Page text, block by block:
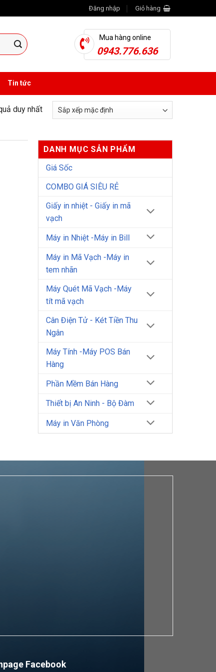
Đăng nhập Giỏ hàng
Mua hàng online
0943.776.636
Tin tức
duy nhất
DANH MỤC SẢN PHẨM
Giá Sốc
COMBO GIÁ SIÊU RẺ
Giấy in nhiệt - Giấy in mã
vạch
Máy in Nhiệt -Máy in Bill
Máy in Mã Vạch -Máy in
tem nhãn
Máy Quét Mã Vạch -Máy
tít mã vạch
Cân Điện Tử - Két Tiền Thu
Ngân
Máy Tính -Máy POS Bán
Hàng
Phần Mềm Bán Hàng
Thiết bị An Ninh - Bộ Đàm
Máy in Văn Phòng
Facebook